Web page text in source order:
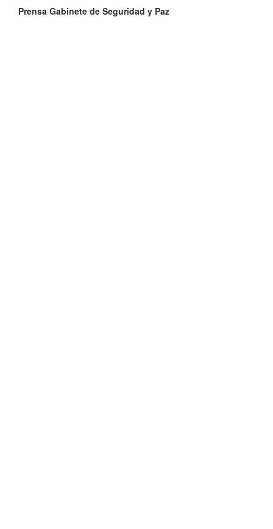
Prensa Gabinete de Seguridad y Paz